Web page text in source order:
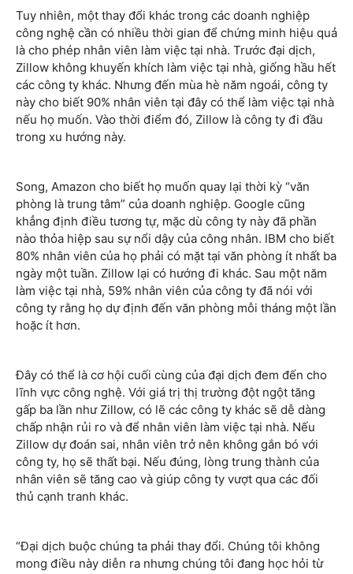
Tuy nhiên, một thay đổi khác trong các doanh nghiệp
công nghệ cần có nhiều thời gian để chứng minh hiệu quả
là cho phép nhân viên làm việc tại nhà. Trước đại dịch,
Zillow không khuyến khích làm việc tại nhà, giống hầu hết
các công ty khác. Nhưng đến mùa hè năm ngoái, công ty
này cho biết 90% nhân viên tại đây có thể làm việc tại nhà
nếu họ muốn. Vào thời điểm đó, Zillow là công ty đi đầu
trong xu hướng này.
Song, Amazon cho biết họ muốn quay lại thời kỳ “văn
phòng là trung tâm” của doanh nghiệp. Google cũng
khẳng định điều tương tự, mặc dù công ty này đã phần
nào thỏa hiệp sau sự nổi dậy của công nhân. IBM cho biết
80% nhân viên của họ phải có mặt tại văn phòng ít nhất ba
ngày một tuần. Zillow lại có hướng đi khác. Sau một năm
làm việc tại nhà, 59% nhân viên của công ty đã nói với
công ty rằng họ dự định đến văn phòng mỗi tháng một lần
hoặc ít hơn.
Đây có thể là cơ hội cuối cùng của đại dịch đem đến cho
lĩnh vực công nghệ. Với giá trị thị trường đột ngột tăng
gấp ba lần như Zillow, có lẽ các công ty khác sẽ dễ dàng
chấp nhận rủi ro và để nhân viên làm việc tại nhà. Nếu
Zillow dự đoán sai, nhân viên trở nên không gắn bó với
công ty, họ sẽ thất bại. Nếu đúng, lòng trung thành của
nhân viên sẽ tăng cao và giúp công ty vượt qua các đối
thủ cạnh tranh khác.
“Đại dịch buộc chúng ta phải thay đổi. Chúng tôi không
mong điều này diễn ra nhưng chúng tôi đang học hỏi từ